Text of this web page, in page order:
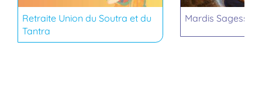
Retraite Union du Soutra et du
Tantra
Mardis Sagesse